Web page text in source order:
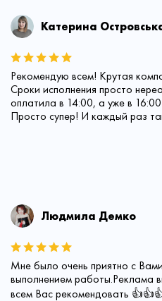
Катерина
Рекомендую всем! Крутая
Сроки исполнения просто
оплатила в 14:00, а уже в
Просто супер! И каждый раз
Людмила Демко
Мне было очень приятно с
выполнением работы.Реклама
всем Вас рекомендовать